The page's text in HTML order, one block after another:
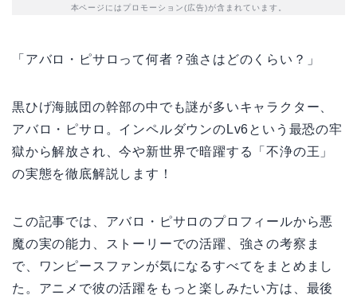
本ページにはプロモーション(広告)が含まれています。
「アバロ・ピサロって何者？強さはどのくらい？」
黒ひげ海賊団の幹部の中でも謎が多いキャラクター、
アバロ・ピサロ。インペルダウンのLv6という最恐の牢
獄から解放され、今や新世界で暗躍する「不浄の王」
の実態を徹底解説します！
この記事では、アバロ・ピサロのプロフィールから悪
魔の実の能力、ストーリーでの活躍、強さの考察ま
で、ワンピースファンが気になるすべてをまとめまし
た。アニメで彼の活躍をもっと楽しみたい方は、最後